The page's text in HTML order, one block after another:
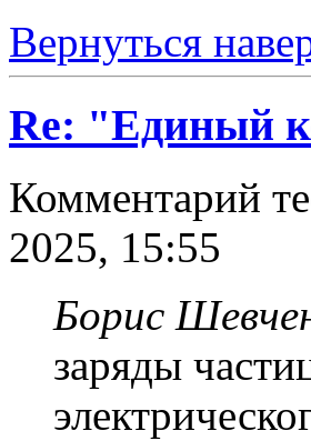
Вернуться
Re: "Единый
Комментарий
2025, 15:55
Борис
заряды